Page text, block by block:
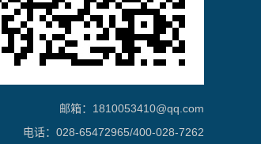
邮箱：1810053410@qq.com
电话：028-65472965/400-028-7262